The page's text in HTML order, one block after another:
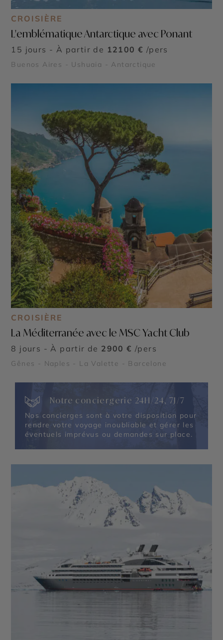
CROISIÈRE
L'emblématique Antarctique avec Ponant
15 jours - À partir de 12100 € /pers
Buenos Aires - Ushuaia - Antarctique
CROISIÈRE
La Méditerranée avec le MSC Yacht Club
8 jours - À partir de 2900 € /pers
Gênes - Naples - La Valette - Barcelone
Notre conciergerie 24H/24, 7J/7
Nos concierges sont à votre disposition pour
rendre votre voyage inoubliable et gérer les
éventuels imprévus ou demandes sur place.